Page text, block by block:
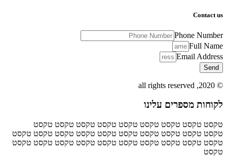
Contact us
Phone Number
Full Name
Email Address
Send
© 2020, all rights reserved
לקוחות מספרים עלינו
טקסט טקסט טקסט טקסט טקסט טקסט טקסט טקסט טקסט
טקסט טקסט טקסט טקסט טקסט טקסט טקסט טקסט טקסט טקסט
טקסט טקסט טקסט טקסט טקסט טקסט טקסט טקסט טקסט טקסט
טקסט